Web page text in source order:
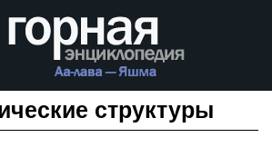
структуры